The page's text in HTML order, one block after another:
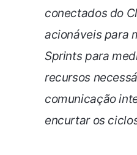
conectados do
acionáveis para
Sprints para
recursos
comunicação
encurtar os